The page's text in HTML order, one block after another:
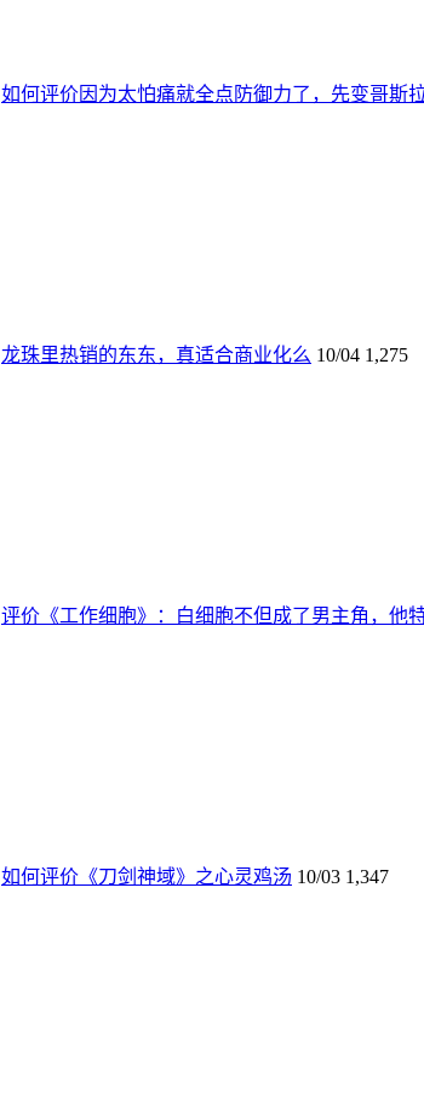
如何评价因为太怕痛就全点防御力了，先变哥斯
龙珠里热销的东东，真适合商业化么 10/04 1,275
评价《工作细胞》：白细胞不但成了男主角，他
如何评价《刀剑神域》之心灵鸡汤 10/03 1,347